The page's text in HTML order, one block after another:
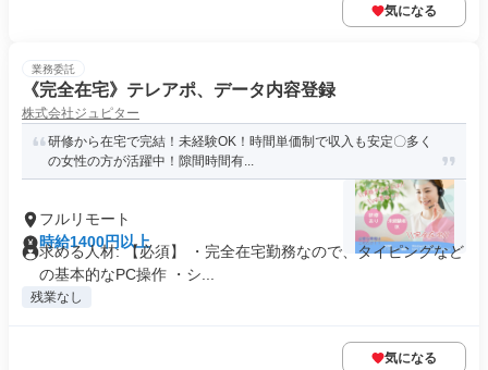
気になる
業務委託
《完全在宅》テレアポ、データ内容登録
株式会社ジュピター
研修から在宅で完結！未経験OK！時間単価制で収入も安定〇多く
の女性の方が活躍中！隙間時間有...
フルリモート
時給1400円以上
求める人材: 【必須】 ・完全在宅勤務なので、タイピングなど
の基本的なPC操作 ・シ...
残業なし
気になる